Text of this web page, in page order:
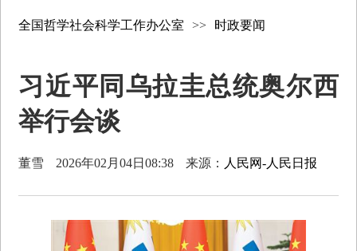
全国哲学社会科学工作办公室 >> 时政要闻
习近平同乌拉圭总统奥尔西
举行会谈
董雪 2026年02月04日08:38 来源： 人民网-人民日报